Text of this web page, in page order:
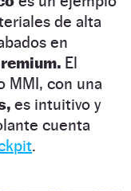
de alta
en
El
con una
es intuitivo y
cuenta
.